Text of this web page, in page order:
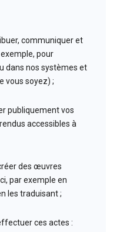
communiquer et
pour
dans nos systèmes et
vous soyez) ;
publiquement vos
accessibles à
des œuvres
par exemple en
les traduisant ;
ces actes :